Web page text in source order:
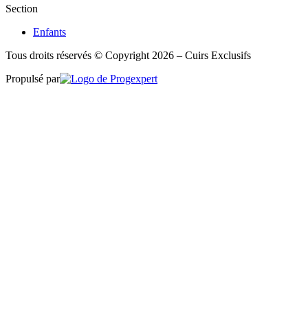
Section
Enfants
Tous droits réservés © Copyright 2026 – Cuirs Exclusifs
Propulsé par